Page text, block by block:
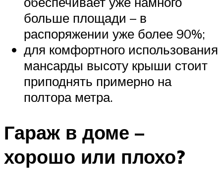
больше площади – в
распоряжении уже более 90%;
для комфортного использования
мансарды высоту крыши стоит
приподнять примерно на
полтора метра.
Гараж в доме –
хорошо или плохо?